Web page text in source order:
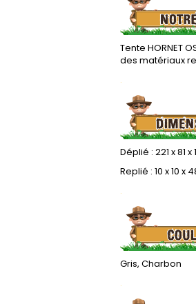
Tente HORNET
des matériaux
.
Déplié : 221 x 81
Replié : 10 x 10 x
.
Gris, Charbon
.